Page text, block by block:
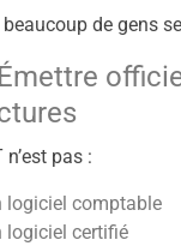
beaucoup de gens
n’est pas :
logiciel comptable
logiciel certifié